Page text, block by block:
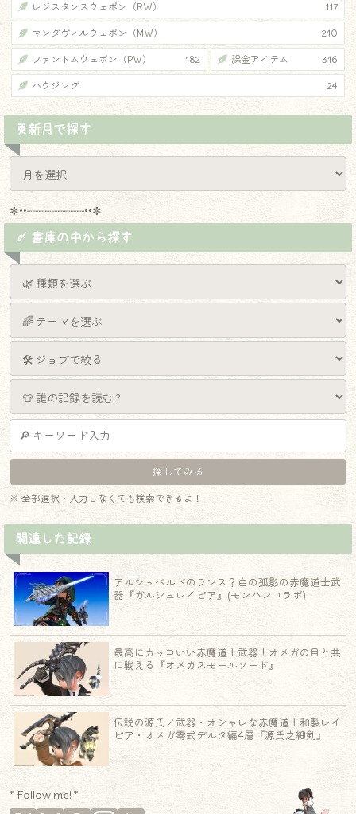
レジスタンスウェポン（RW） 117
マンダヴィルウェポン（MW） 210
ファントムウェポン（PW） 182 課金アイテム 316
ハウジング 24
更新月で探す
✼••┈┈┈┈┈┈┈┈┈••✼
〆 書庫の中から探す
※ 全部選択・入力しなくても検索できるよ！
関連した記録
アルシュベルドのランス？白の孤影の赤魔道士武
器『ガルシュレイピア』(モンハンコラボ)
最高にカッコいい赤魔道士武器！オメガの目と共
に戦える『オメガスモールソード』
伝説の源氏ノ武器・オシャレな赤魔道士和製レイ
ピア・オメガ零式デルタ編4層『源氏之細剣』
* Follow me! *